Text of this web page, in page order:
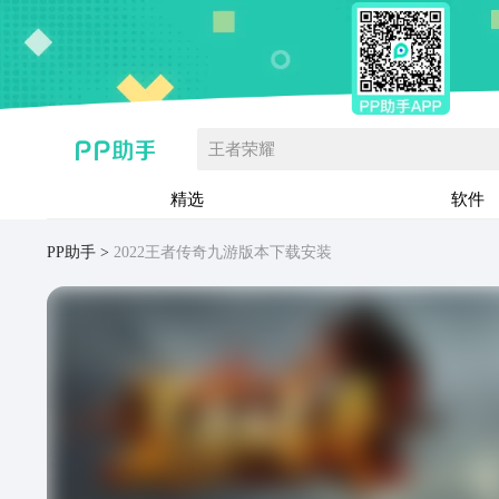
王者荣耀
精选 软件
PP助手 2022王者传奇九游版本下载安装